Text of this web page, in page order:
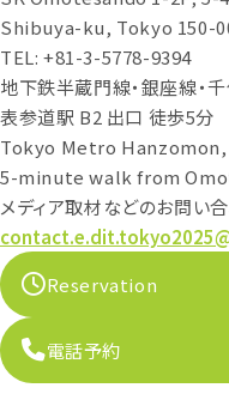
Shibuya-ku, Tokyo 150-
TEL: +81-3-5778-9394
地下鉄半蔵門線・銀座線・
表参道駅 B2 出口 徒歩5分
Tokyo Metro Hanzomon,
5-minute walk from
メディア取材などのお問い
Reservation
電話予約